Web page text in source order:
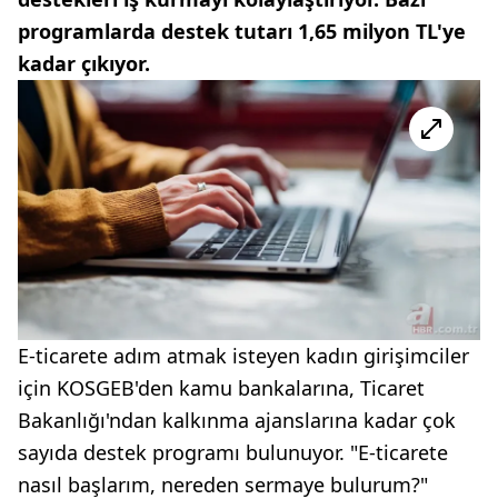
programlarda destek tutarı 1,65 milyon TL'ye
kadar çıkıyor.
E-ticarete adım atmak isteyen kadın girişimciler
için KOSGEB'den kamu bankalarına, Ticaret
Bakanlığı'ndan kalkınma ajanslarına kadar çok
sayıda destek programı bulunuyor. "E-ticarete
nasıl başlarım, nereden sermaye bulurum?"